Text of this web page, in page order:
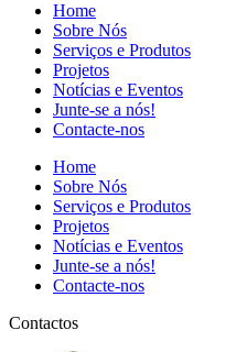
Home
Sobre Nós
Serviços e Produtos
Projetos
Notícias e Eventos
Junte-se a nós!
Contacte-nos
Home
Sobre Nós
Serviços e Produtos
Projetos
Notícias e Eventos
Junte-se a nós!
Contacte-nos
Contactos